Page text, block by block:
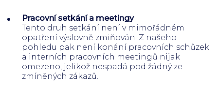
Pracovní setkání a meetingy
Tento druh setkání není v mimořádném
opatření výslovně zmiňován. Z našeho
pohledu pak není konání pracovních schůzek
a interních pracovních meetingů nijak
omezeno, jelikož nespadá pod žádný ze
zmíněných zákazů.